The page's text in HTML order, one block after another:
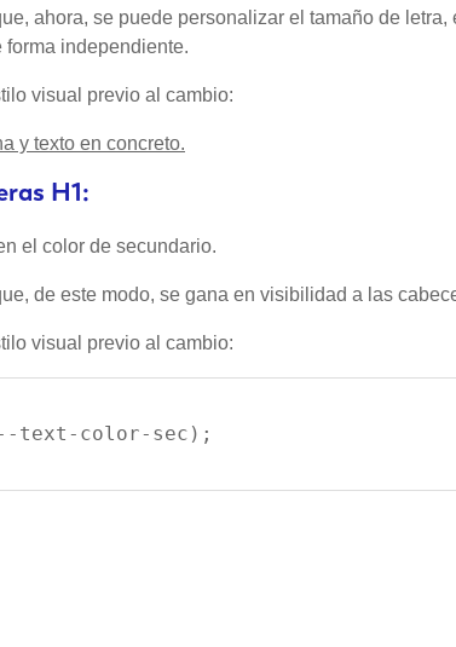
ahora, se puede personalizar el tamaño de
forma independiente.
visual previo al cambio:
y texto en concreto.
H1:
el color de secundario.
de este modo, se gana en visibilidad a las
visual previo al cambio:
text-color-sec);